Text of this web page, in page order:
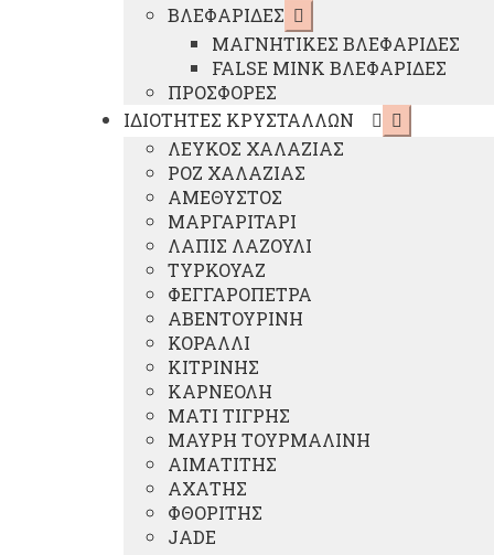
ΒΛΕΦΑΡΙΔΕΣ Επέκταση
υπό-
μενού
ΜΑΓΝΗΤΙΚΕΣ ΒΛΕΦΑΡΙΔΕΣ
FALSE MINK ΒΛΕΦΑΡΙΔΕΣ
ΠΡΟΣΦΟΡΕΣ
ΙΔΙΟΤΗΤΕΣ ΚΡΥΣΤΑΛΛΩΝ
Επέκταση
υπό-
ΛΕΥΚΟΣ ΧΑΛΑΖΙΑΣ
ΡΟΖ ΧΑΛΑΖΙΑΣ
ΑΜΕΘΥΣΤΟΣ
ΜΑΡΓΑΡΙΤΑΡΙ
ΛΑΠΙΣ ΛΑΖΟΥΛΙ
ΤΥΡΚΟΥΑΖ
ΦΕΓΓΑΡΟΠΕΤΡΑ
ΑΒΕΝΤΟΥΡΙΝΗ
ΚΟΡΑΛΛΙ
ΚΙΤΡΙΝΗΣ
ΚΑΡΝΕΟΛΗ
ΜΑΤΙ ΤΙΓΡΗΣ
ΜΑΥΡΗ ΤΟΥΡΜΑΛΙΝΗ
ΑΙΜΑΤΙΤΗΣ
ΑΧΑΤΗΣ
ΦΘΟΡΙΤΗΣ
JADE